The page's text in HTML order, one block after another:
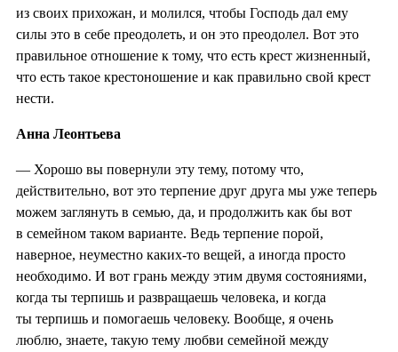
из своих прихожан, и молился, чтобы Господь дал ему
силы это в себе преодолеть, и он это преодолел. Вот это
правильное отношение к тому, что есть крест жизненный,
что есть такое крестоношение и как правильно свой крест
нести.
Анна Леонтьева
— Хорошо вы повернули эту тему, потому что,
действительно, вот это терпение друг друга мы уже теперь
можем заглянуть в семью, да, и продолжить как бы вот
в семейном таком варианте. Ведь терпение порой,
наверное, неуместно каких-то вещей, а иногда просто
необходимо. И вот грань между этим двумя состояниями,
когда ты терпишь и развращаешь человека, и когда
ты терпишь и помогаешь человеку. Вообще, я очень
люблю, знаете, такую тему любви семейной между